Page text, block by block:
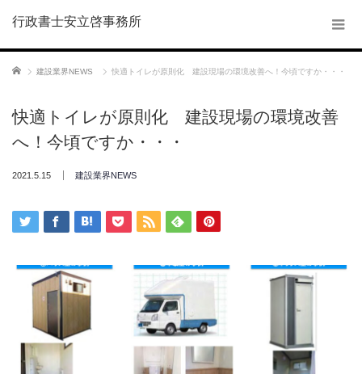
行政書士安立啓事務所
ホーム 建設業界NEWS 快適トイレが原則化 建設現場の環境改善へ！今頃ですか・・・
快適トイレが原則化 建設現場の環境改善
へ！今頃ですか・・・
2021.5.15 建設業界NEWS